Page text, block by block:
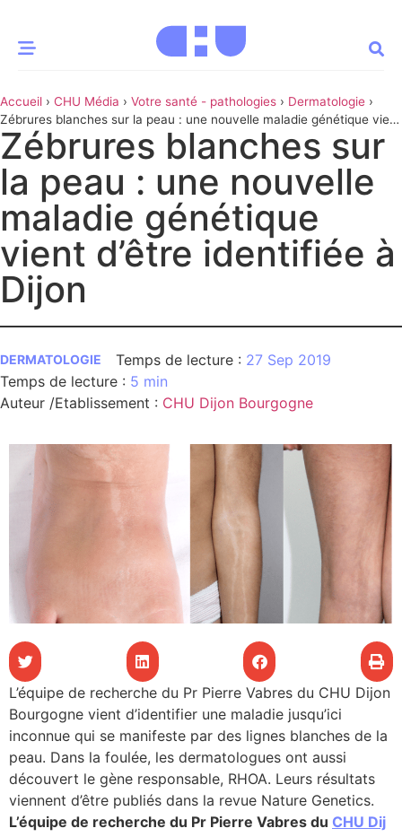
MOMENT
Innovation
& patrimoine Patient
nous
ce qu’un CHU ?
des CHU
santé
santé
au CHU
Accueil › CHU Média › Votre santé - pathologies › Dermatologie ›
Zébrures blanches sur la peau : une nouvelle maladie génétique vient
d’être identifiée à Dijon
Zébrures blanches sur
la peau : une nouvelle
maladie génétique
vient d’être identifiée à
Dijon
DERMATOLOGIE
27 Sep 2019
5 min
Auteur /Etablissement : CHU Dijon Bourgogne
L’équipe de recherche du Pr Pierre Vabres du CHU Dijon
Bourgogne vient d’identifier une maladie jusqu’ici
inconnue qui se manifeste par des lignes blanches de la
peau. Dans la foulée, les dermatologues ont aussi
découvert le gène responsable, RHOA. Leurs résultats
viennent d’être publiés dans la revue Nature Genetics.
L’équipe de recherche du Pr Pierre Vabres du CHU Dij